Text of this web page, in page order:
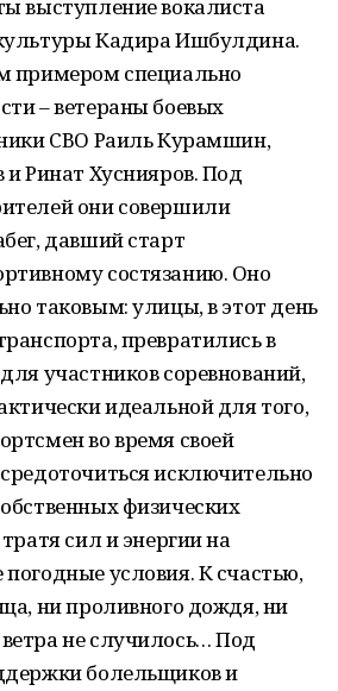
выступление вокалиста
Кадира Ишбулдина.
примером специально
– ветераны боевых
СВО Раиль Курамшин,
и Ринат Хуснияров. Под
они совершили
давший старт
состязанию. Оно
таковым: улицы, в этот день
превратились в
участников соревнований,
идеальной для того,
во время своей
исключительно
физических
сил и энергии на
условия. К счастью,
ни проливного дождя, ни
не случилось… Под
болельщиков и